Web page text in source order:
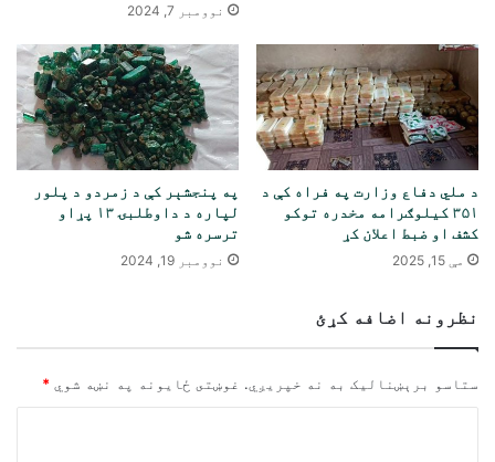
نوومبر 7, 2024
د ملي دفاع وزارت په فراه کې د
۳۵۱ کیلوګرامه مخدره توکو
کشف او ضبط اعلان کړ
مې 15, 2025
په پنجشېر کې د زمردو د پلور
لپاره د داوطلبۍ ۱۳ پړاو
ترسره شو
نوومبر 19, 2024
نظرونه اضافه کړئ
ستاسو برېښناليک به نه خپريږي. غوښتى ځایونه په نښه شوي *